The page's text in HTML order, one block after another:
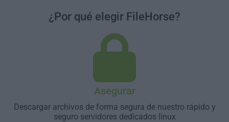
¿Por qué elegir FileHorse?
Asegurar
Descargar archivos de forma segura de nuestro rápido y
seguro servidores dedicados linux